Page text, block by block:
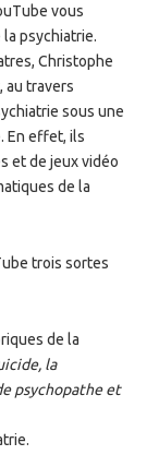
vous
psychiatrie.
Christophe
au travers
sous une
En effet, ils
et de jeux vidéo
de la
trois sortes
de la
la
psychopathe et